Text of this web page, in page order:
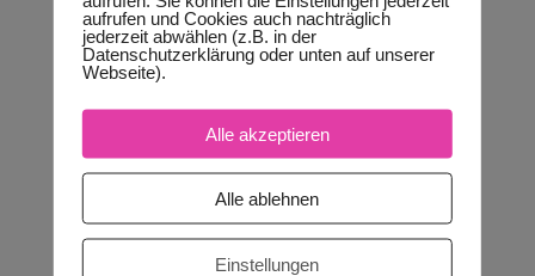
Und glaub mit, es gab viele Hinweise, was zu tun
Und eine einzige Regel:
Tauche nie nie niemals
gegen eine Strömung an!
du piep! sagen kannst, wenn du in dieses sinnlose
aufrufen und Cookies auch nachträglich
jederzeit abwählen (z.B. in der
Datenschutzerklärung oder unten auf unserer
Webseite).
Alle akzeptieren
Alle ablehnen
Einstellungen